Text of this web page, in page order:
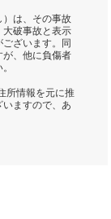
）は、その事故
大破事故と表示
ざいます。同
が、他に負傷者
所情報を元に推
ますので、あ